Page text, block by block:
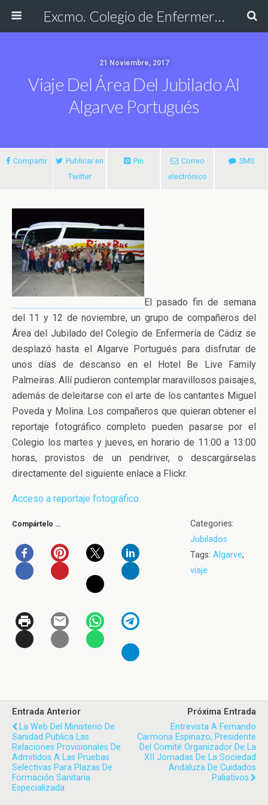
Excmo. Colegio de Enfermería de Cádiz
21 Noviembre, 2017
Viaje Del Área Del Jubilado Al
Algarve Portugués
Compartir
Publicar en
Twitter
Pin
Correo
electrónico
SMS
El pasado fin de semana
del 11 y 12 de noviembre, un grupo de compañeros del
Área del Jubilado del Colegio de Enfermería de Cádiz se
desplazó hasta el Algarve Portugués para disfrutar de
unos días de descanso en el Hotel Be Live Family
Palmeiras. Allí pudieron contemplar maravillosos paisajes,
además de deleitarse con el arte de los cantantes Miguel
Poveda y Molina. Los compañeros que quieran obtener el
reportaje fotográfico completo pueden pasarse por el
Colegio los martes y jueves, en horario de 11:00 a 13:00
horas, provistos de un pendriver, o descargárselas
directamente del siguiente enlace a Flickr.
Acceso a reportaje fotográfico.
Compártelo …
Categories:
Jubilados
Tags: Algarve,
viaje
Entrada Anterior
La Web Del Ministerio De
Sanidad Publica Las
Relaciones Provisionales De
Admitidos A Las Pruebas
Selectivas Para Plazas De
Formación Sanitaria
Especializada
Próxima Entrada
Entrevista A Fernando
Carmona Espinazo, Presidente
Del Comité Organizador De La
XII Jornadas De La Sociedad
Andaluza De Cuidados
Paliativos